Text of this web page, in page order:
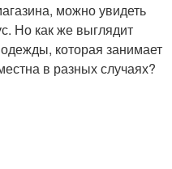
можно увидеть
Но как же выглядит
которая занимает
в разных случаях?